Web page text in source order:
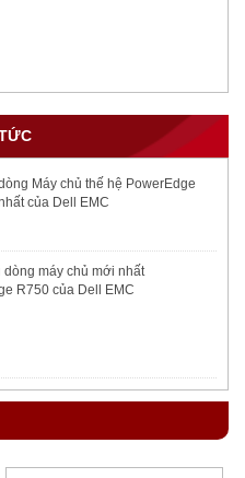
Máy chủ thế hệ PowerEdge
của Dell EMC
dòng máy chủ mới nhất
R750 của Dell EMC